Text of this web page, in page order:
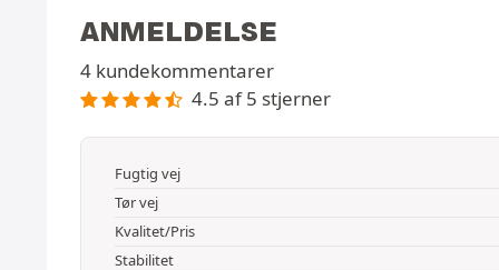
ANMELDELSE
4 kundekommentarer
4.5 af 5 stjerner
Fugtig vej
Tør vej
Kvalitet/Pris
Stabilitet